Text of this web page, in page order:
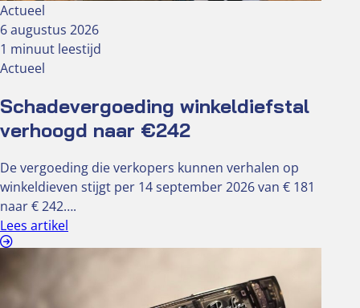
Actueel
6 augustus 2026
1 minuut leestijd
Actueel
Schadevergoeding winkeldiefstal
verhoogd naar €242
De vergoeding die verkopers kunnen verhalen op
winkeldieven stijgt per 14 september 2026 van € 181
naar € 242….
Lees artikel